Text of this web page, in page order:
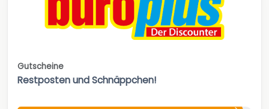
Gutscheine
Restposten und Schnäppchen!